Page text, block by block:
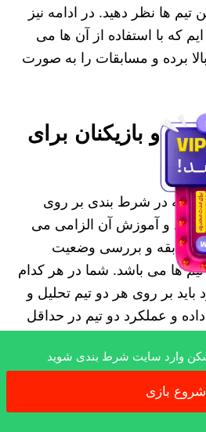
تیم ها نظر دهید. در ادامه نیز
که با استفاده از آن ها می
برده و مسابقات را به صورت
و بازیکنان برای
که در شرط بندی بر روی
دارد و آموزش آن الزامی می
مسابقه و بررسی وضعیت
تیم ها می باشد. شما در هر کدام
بر روی هر دو تیم تحلیل و
داده و عملکرد دو تیم در حداقل
و تدافعی هر یک از تیم های
و نسبت به میزان گل های
لازم را انتخاب کنید.
شکن وارد سایت شرط بندی شوید
شروع بازی